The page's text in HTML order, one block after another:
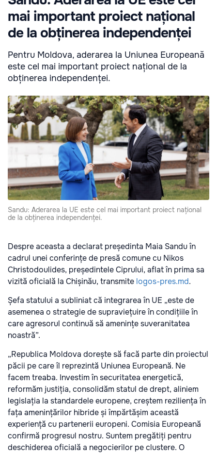
mai important proiect național
de la obținerea independenței
Pentru Moldova, aderarea la Uniunea Europeană
este cel mai important proiect național de la
obținerea independenței.
Sandu: Aderarea la UE este cel mai important proiect național
de la obținerea independenței.
Despre aceasta a declarat președinta Maia Sandu în
cadrul unei conferințe de presă comune cu Nikos
Christodoulides, președintele Ciprului, aflat în prima sa
vizită oficială la Chișinău, transmite logos-pres.md.
Șefa statului a subliniat că integrarea în UE „este de
asemenea o strategie de supraviețuire în condițiile în
care agresorul continuă să amenințe suveranitatea
noastră”.
„Republica Moldova dorește să facă parte din proiectul
păcii pe care îl reprezintă Uniunea Europeană. Ne
facem treaba. Investim în securitatea energetică,
reformăm justiția, consolidăm statul de drept, aliniem
legislația la standardele europene, creștem reziliența în
fața amenințărilor hibride și împărtășim această
experiență cu partenerii europeni. Comisia Europeană
confirmă progresul nostru. Suntem pregătiți pentru
deschiderea oficială a negocierilor pe clustere. O